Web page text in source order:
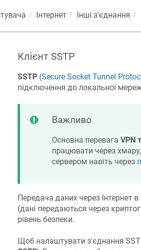
Інтернет Інші з'єднання
Клієнт SSTP
SSTP(Secure Socket Tunnel
підключення до локальної
Важливо
Основна перевага VPN
працювати через
сервером навіть через
Передача даних через Інтернет в
(дані передаються через
рівень безпеки.
Щоб налаштувати з'єднання